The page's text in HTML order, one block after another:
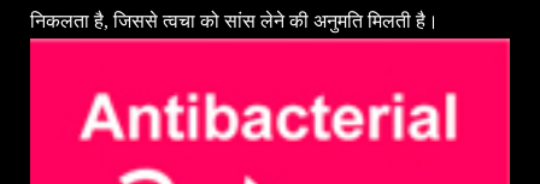
निकलता है, जिससे त्वचा को सांस लेने की अनुमति मिलती है।